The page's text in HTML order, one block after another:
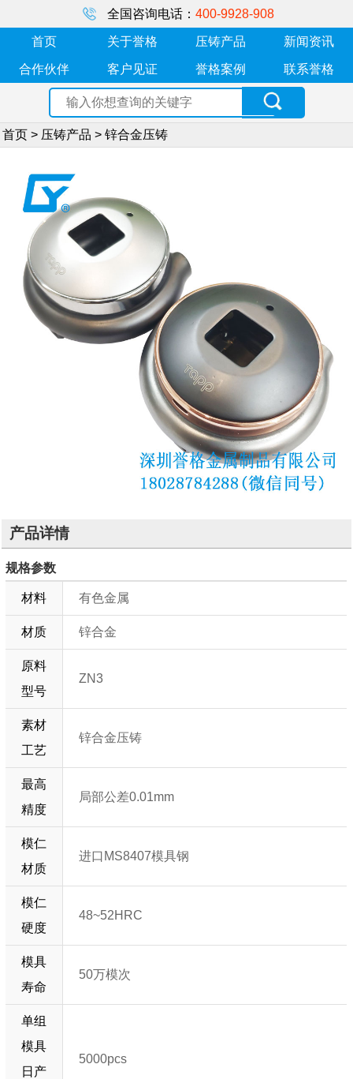
全国咨询电话： 400-9928-908
首页 关于誉格 压铸产品 新闻资讯
合作伙伴 客户见证 誉格案例 联系誉格
首页 > 压铸产品 > 锌合金压铸
产品详情
规格参数
材料 有色金属
材质 锌合金
原料
型号
ZN3
素材
工艺
锌合金压铸
最高
精度
局部公差0.01mm
模仁
材质
进口MS8407模具钢
模仁
硬度
48~52HRC
模具
寿命
50万模次
单组
模具
日产
5000pcs